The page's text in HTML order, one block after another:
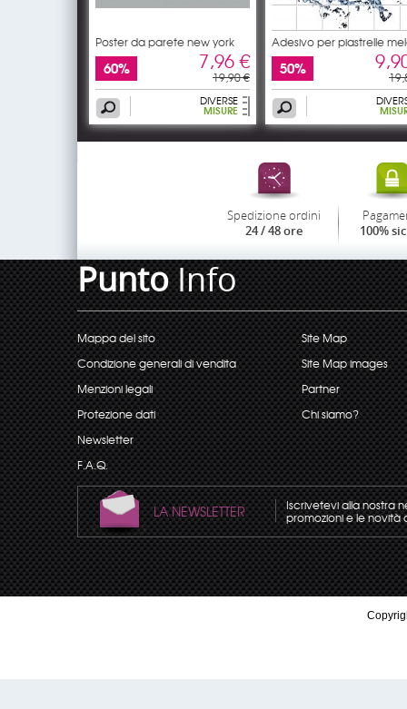
Poster da parete new york
60% 7,96 €
19,90 €
DIVERSE
MISURE
Adesivo per piastrelle
50%
Spedizione ordini
24 / 48 ore 100%
PuntoInfo
Mappa del sito
Condizione generali di vendita
Menzioni legali
Protezione dati
Newsletter
F.A.Q.
Site Map
Site Map images
Partner
Chi siamo?
LA NEWSLETTER Iscrivetevi alla nostra
promozioni e le novità